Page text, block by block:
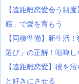
【遠距離恋愛会う頻
感」で愛を育もう
【同棲準備】新生活
選び」の正解！喧嘩
【遠距離恋愛】彼を
と好きにさせる